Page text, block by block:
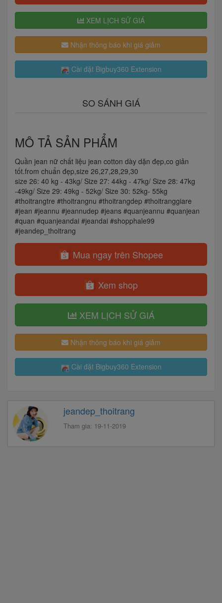
XEM LỊCH SỬ GIÁ
Nhận thông báo khi giá giảm
Cài đặt Bigbuy360 Extension
SO SÁNH GIÁ
MÔ TẢ SẢN PHẨM
Quần jean nữ chất liệu jean cotton dày dặn đẹp,co giản
tốt.from chuẩn đẹp,size 26,27,28,29,30
size 26: 40 kg - 43kg/ Size 27: 44kg - 47kg/ Size 28: 47kg
-49kg/ Size 29: 49kg - 52kg/ Size 30: 52kg- 55kg
#thoitrangtre #thoitrangnu #thoitrangdep #thoitranggiare
#jean #jeannu #jeannudep #jeans #quanjeannu #quanjean
#quan #quanjeandai #jeandai #shopphale99
#jeandep_thoitrang
Mua ngay trên Shopee
Xem shop
XEM LỊCH SỬ GIÁ
Nhận thông báo khi giá giảm
Cài đặt Bigbuy360 Extension
jeandep_thoitrang
Tham gia: 19-11-2019